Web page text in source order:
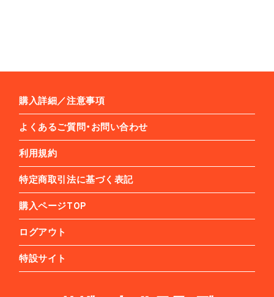
購入詳細／注意事項
よくあるご質問・お問い合わせ
利用規約
特定商取引法に基づく表記
購入ページTOP
ログアウト
特設サイト